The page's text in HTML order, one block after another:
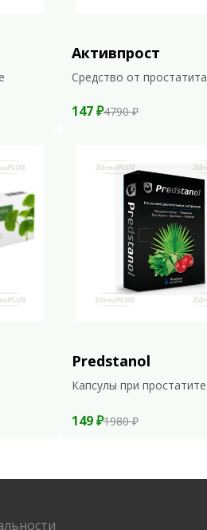
Активпрост
Средство от простатита
147 ₽4790 ₽
Predstanol
Капсулы при простатите
149 ₽1980 ₽